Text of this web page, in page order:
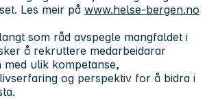
Les meir på www.helse-bergen.no
som råd avspegle mangfaldet i
å rekruttere medarbeidarar
med ulik kompetanse,
og perspektiv for å bidra i